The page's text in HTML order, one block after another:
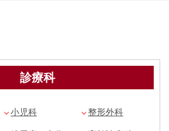
診療科
小児科 整形外科